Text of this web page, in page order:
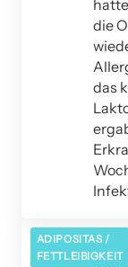
die
das
ADIPOSITAS /
FETTLEIBIGKEIT
23.